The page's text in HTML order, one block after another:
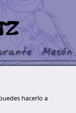
hacerlo a